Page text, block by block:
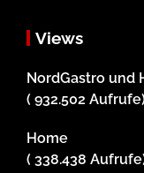
Views
NordGastro und
( 932.502 Aufrufe)
Home
( 338.438